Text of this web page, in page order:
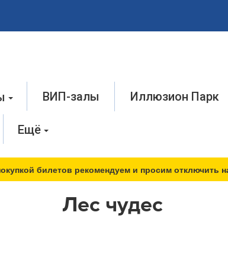
ВИП-залы Иллюзион Парк
Ещё
билетов рекомендуем и просим отключить
Лес чудес